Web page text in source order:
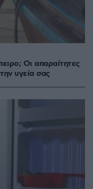
Οι απαραίτητες
υγεία σας